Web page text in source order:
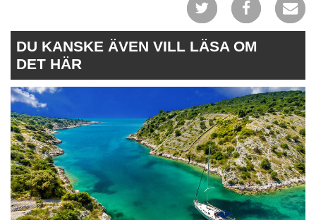
DU KANSKE ÄVEN VILL LÄSA OM
DET HÄR